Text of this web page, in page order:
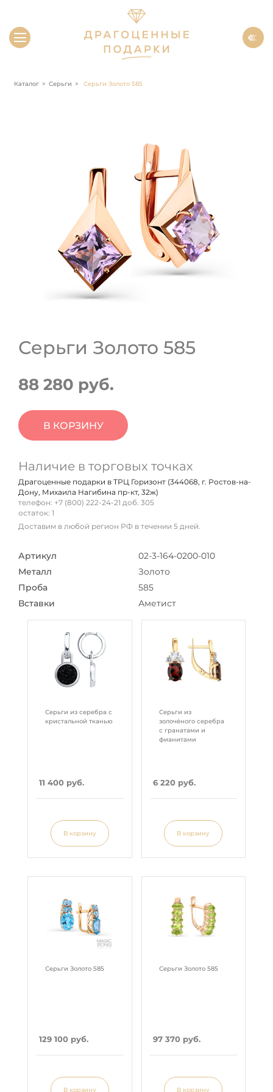
Каталог Серьги Серьги Золото 585
Серьги Золото 585
88 280 руб.
В КОРЗИНУ
Наличие в торговых точках
Драгоценные подарки в ТРЦ Горизонт (344068, г. Ростов-на-
Дону, Михаила Нагибина пр-кт, 32ж)
телефон: +7 (800) 222-24-21 доб. 305
остаток: 1
Доставим в любой регион РФ в течении 5 дней.
Артикул
02-3-164-0200-010
Металл
Золото
Проба
585
Вставки
Аметист
Серьги из серебра с
кристальной тканью
11 400 руб.
В корзину
Серьги из
золочёного серебра
с гранатами и
фианитами
6 220 руб.
В корзину
Серьги Золото 585
129 100 руб.
В корзину
Серьги Золото 585
97 370 руб.
В корзину